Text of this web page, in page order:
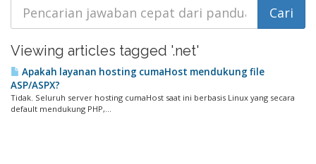
Viewing articles tagged '.net'
Apakah layanan hosting cumaHost mendukung file
ASP/ASPX?
Tidak. Seluruh server hosting cumaHost saat ini berbasis Linux yang secara
default mendukung PHP,...